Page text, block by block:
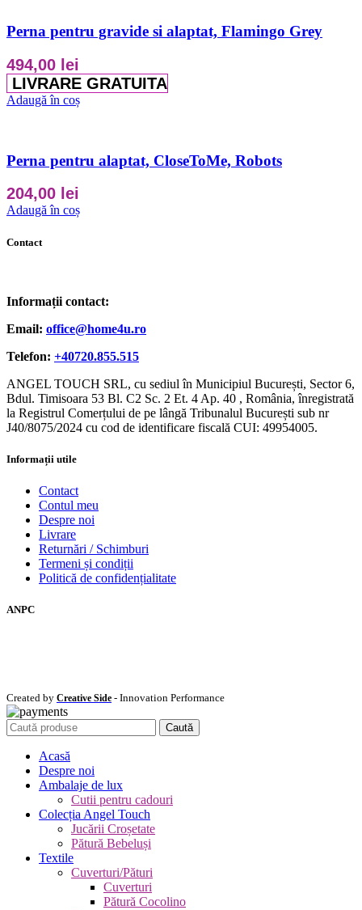
Perna pentru gravide si alaptat, Flamingo Grey
494,00 lei
LIVRARE GRATUITA
Adaugă în coș
Perna pentru alaptat, CloseToMe, Robots
204,00 lei
Adaugă în coș
Contact
Informații contact:
Email: office@home4u.ro
Telefon: +40720.855.515
ANGEL TOUCH SRL, cu sediul în Municipiul București, Sector 6,
Bdul. Timisoara 53 Bl. C2 Sc. 2 Et. 4 Ap. 40 , România, înregistrată
la Registrul Comerțului de pe lângă Tribunalul București sub nr
J40/8075/2024 cu cod de identificare fiscală CUI: 49954005.
Informații utile
Contact
Contul meu
Despre noi
Livrare
Returnări / Schimburi
Termeni și condiții
Politică de confidențialitate
ANPC
Created by Creative Side - Innovation Performance
Caută
Acasă
Despre noi
Ambalaje de lux
Cutii pentru cadouri
Colecția Angel Touch
Jucării Croșetate
Pătură Bebeluși
Textile
Cuverturi/Pături
Cuverturi
Pătură Cocolino